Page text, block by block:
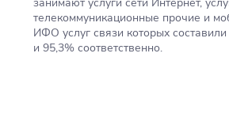
телекоммуникационные прочие и
ИФО услуг связи которых
и 95,3% соответственно.